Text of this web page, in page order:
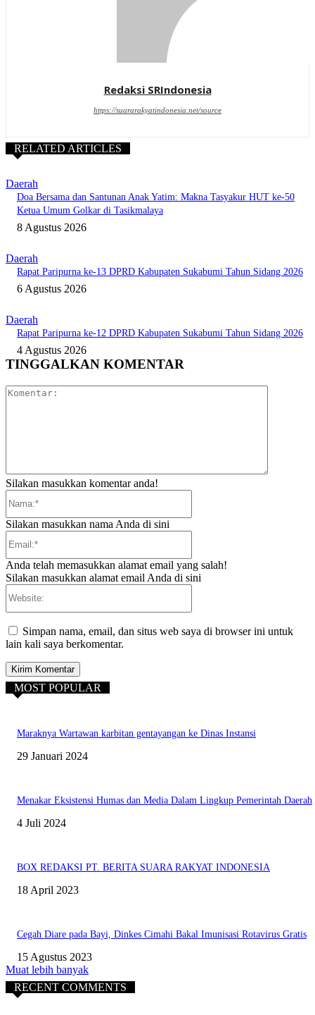
Redaksi SRIndonesia
https://suararakyatindonesia.net/source
RELATED ARTICLES
Daerah
Doa Bersama dan Santunan Anak Yatim: Makna Tasyakur HUT ke-50
Ketua Umum Golkar di Tasikmalaya
8 Agustus 2026
Daerah
Rapat Paripurna ke-13 DPRD Kabupaten Sukabumi Tahun Sidang 2026
6 Agustus 2026
Daerah
Rapat Paripurna ke-12 DPRD Kabupaten Sukabumi Tahun Sidang 2026
4 Agustus 2026
TINGGALKAN KOMENTAR
Silakan masukkan komentar anda!
Silakan masukkan nama Anda di sini
Anda telah memasukkan alamat email yang salah!
Silakan masukkan alamat email Anda di sini
Simpan nama, email, dan situs web saya di browser ini untuk
lain kali saya berkomentar.
MOST POPULAR
Maraknya Wartawan karbitan gentayangan ke Dinas Instansi
29 Januari 2024
Menakar Eksistensi Humas dan Media Dalam Lingkup Pemerintah Daerah
4 Juli 2024
BOX REDAKSI PT. BERITA SUARA RAKYAT INDONESIA
18 April 2023
Cegah Diare pada Bayi, Dinkes Cimahi Bakal Imunisasi Rotavirus Gratis
15 Agustus 2023
Muat lebih banyak
RECENT COMMENTS